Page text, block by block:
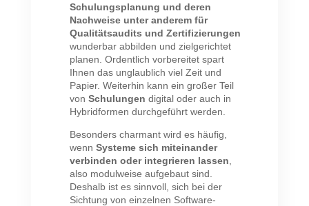
Schulungsplanung und deren
Nachweise unter anderem für
Qualitätsaudits und Zertifizierungen
wunderbar abbilden und zielgerichtet
planen. Ordentlich vorbereitet spart
Ihnen das unglaublich viel Zeit und
Papier. Weiterhin kann ein großer Teil
vonSchulungen digital oder auch in
Hybridformen durchgeführt werden.
Besonders charmant wird es häufig,
wennSysteme sich miteinander
verbinden oder integrieren lassen
also modulweise aufgebaut sind.
Deshalb ist es sinnvoll, sich bei der
Sichtung von einzelnen Software-